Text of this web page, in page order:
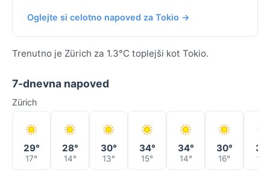
Oglejte si celotno napoved za Tokio →
Trenutno je Zürich za 1.3°C toplejši kot Tokio.
7-dnevna napoved
Zürich
29°
17°
28°
14°
30°
13°
34°
15°
34°
14°
30°
16°
31°
16°